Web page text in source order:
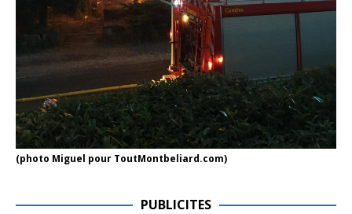
(photo Miguel pour ToutMontbeliard.com)
PUBLICITES